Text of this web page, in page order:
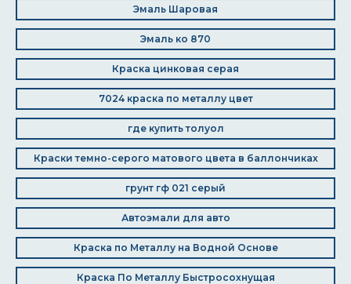
Эмаль Шаровая
Эмаль ко 870
Краска цинковая серая
7024 краска по металлу цвет
где купить толуол
Краски темно-серого матового цвета в баллончиках
грунт гф 021 серый
Автоэмали для авто
Краска по Металлу на Водной Основе
Краска По Металлу Быстросохнущая